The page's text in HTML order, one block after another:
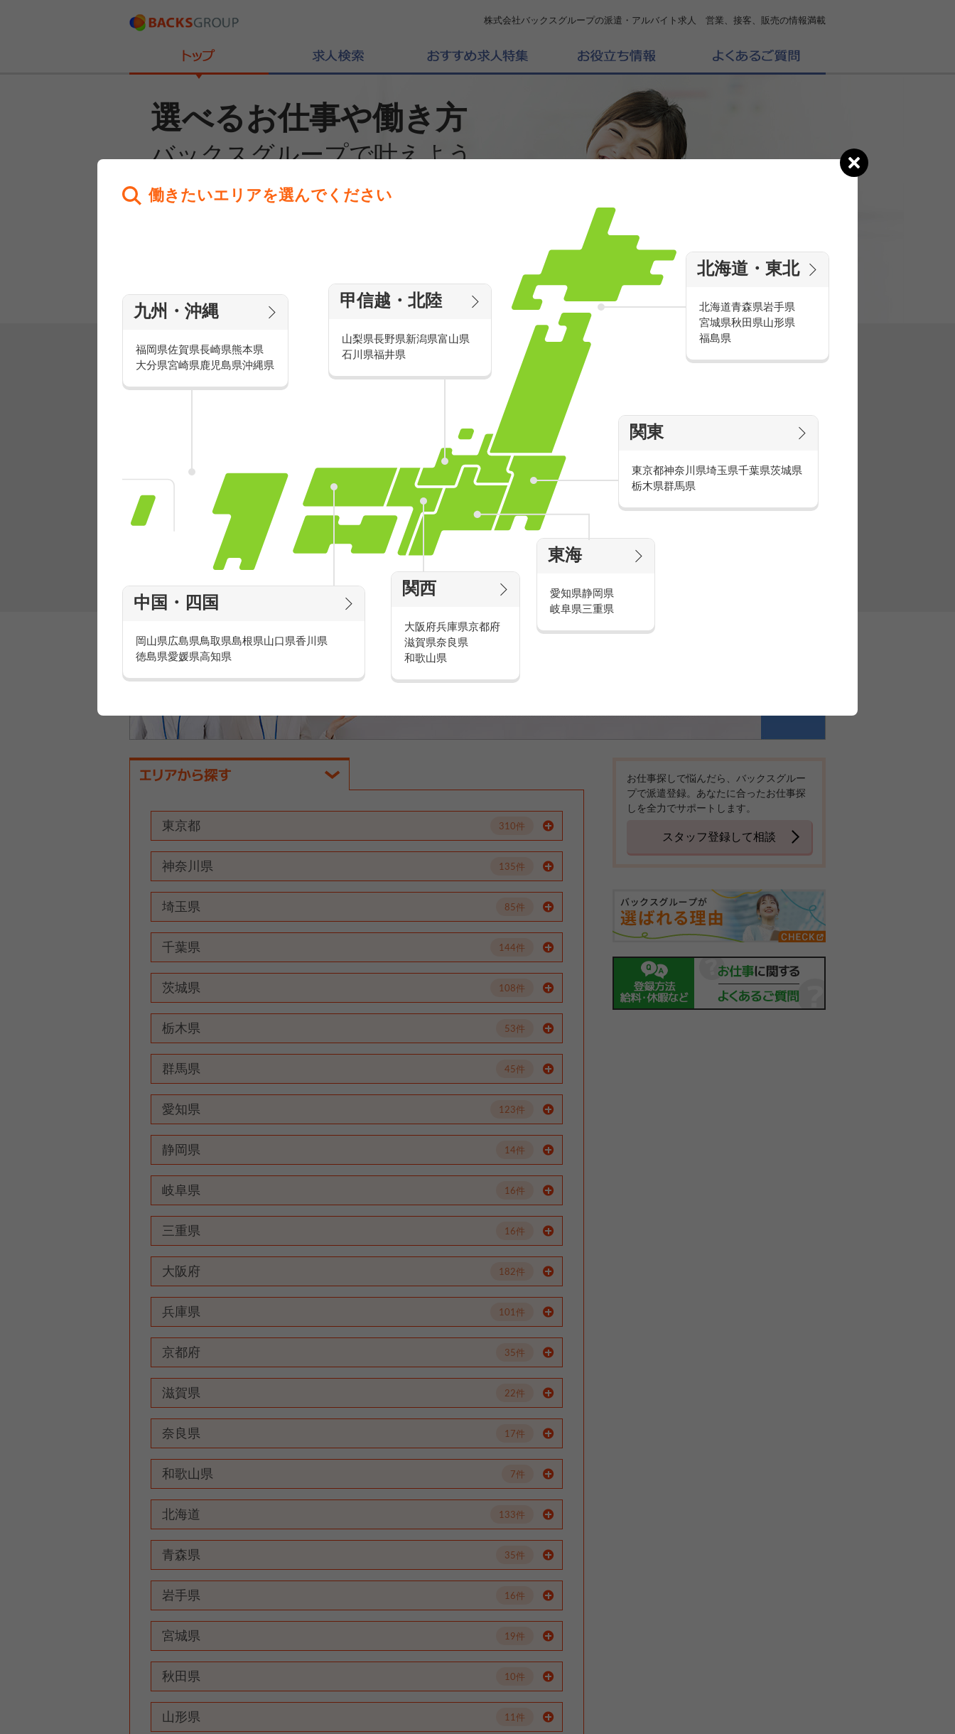
株式会社バックスグループの派遣・アルバイト求人 営業、接客、販売の情報満載
選べるお仕事や働き方
バックスグループで叶えよう
働きたいエリアを選んでください
エリアの
働きたいエリアを選んでください
北海道・東北
北海道青森県岩手県
宮城県秋田県山形県
福島県
関東
東京都神奈川県埼玉県千葉県茨城県
栃木県群馬県
東海
愛知県静岡県
岐阜県三重県
関西
大阪府兵庫県京都府
滋賀県奈良県
和歌山県
中国・四国
岡山県広島県鳥取県島根県山口県香川県
徳島県愛媛県高知県
九州・沖縄
福岡県佐賀県長崎県熊本県
大分県宮崎県鹿児島県沖縄県
甲信越・北陸
山梨県長野県新潟県富山県
石川県福井県
派遣・アルバイトのおすすめ求人特集
有名ブランドで楽しく働こう
人気を誇るブランドで 販売&店舗運営スタッ
フ積極採用中！
家電量販店の派遣・バイト求人
家電量販店で働くメリットをご紹介！
官庁・官公庁のお仕事とは
東京都 310件
神奈川県 135件
埼玉県 85件
千葉県 144件
茨城県 108件
栃木県 53件
群馬県 45件
愛知県 123件
静岡県 14件
岐阜県 16件
三重県 16件
大阪府 182件
兵庫県 101件
京都府 35件
滋賀県 22件
奈良県 17件
和歌山県 7件
北海道 133件
青森県 35件
岩手県 16件
宮城県 19件
秋田県 10件
山形県 11件
お仕事探しで悩んだら、バックスグルー
プで派遣登録。あなたに合ったお仕事探
しを全力でサポートします。
スタッフ登録して相談